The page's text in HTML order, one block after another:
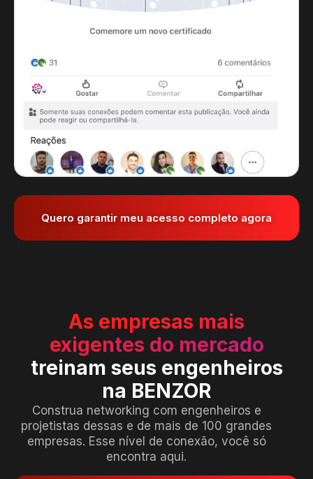
Quero garantir meu acesso completo agora
As empresas mais
exigentes do mercado
treinam seus engenheiros
na BENZOR
Construa networking com engenheiros e
projetistas dessas e de mais de 100 grandes
empresas. Esse nível de conexão, você só
encontra aqui.